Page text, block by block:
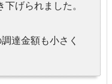
下げられました。
達金額も小さく